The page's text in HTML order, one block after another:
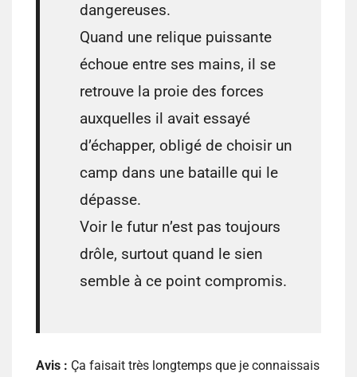
dangereuses.
Quand une relique puissante
échoue entre ses mains, il se
retrouve la proie des forces
auxquelles il avait essayé
d’échapper, obligé de choisir un
camp dans une bataille qui le
dépasse.
Voir le futur n’est pas toujours
drôle, surtout quand le sien
semble à ce point compromis.
Avis : Ça faisait très longtemps que je connaissais